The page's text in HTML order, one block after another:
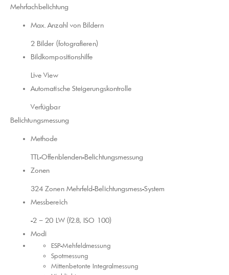
Mehrfachbelichtung
Max. Anzahl von Bildern
2 Bilder (fotografieren)
Bildkompositions​hilfe
Live View
Automatische Steigerungskontrolle
Verfügbar
Belichtungsmessung
Methode
TTL-Offenblenden-Belichtungsmessung
Zonen
324 Zonen Mehrfeld-Belichtungsmess-System
Messbereich
-2 – 20 LW (f2.8, ISO 100)
Modi
ESP-Mehfeldmessung
Spotmessung
Mittenbetonte Integralmessung